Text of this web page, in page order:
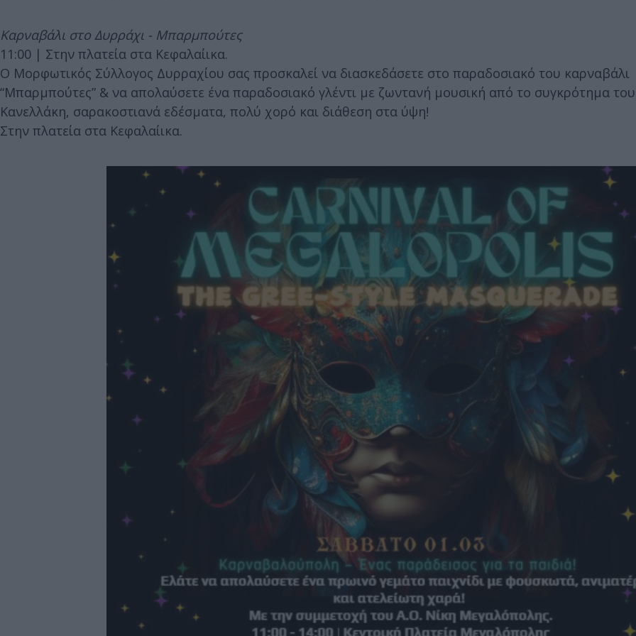
Καρναβάλι στο Δυρράχι - Μπαρμπούτες
11:00 | Στην πλατεία στα Κεφαλαίικα.
Ο Μορφωτικός Σύλλογος Δυρραχίου σας προσκαλεί να διασκεδάσετε στο παραδοσιακό του καρναβάλι
“Μπαρμπούτες” & να απολαύσετε ένα παραδοσιακό γλέντι με ζωντανή μουσική από το συγκρότημα
Κανελλάκη, σαρακοστιανά εδέσματα, πολύ χορό και διάθεση στα ύψη!
Στην πλατεία στα Κεφαλαίικα.